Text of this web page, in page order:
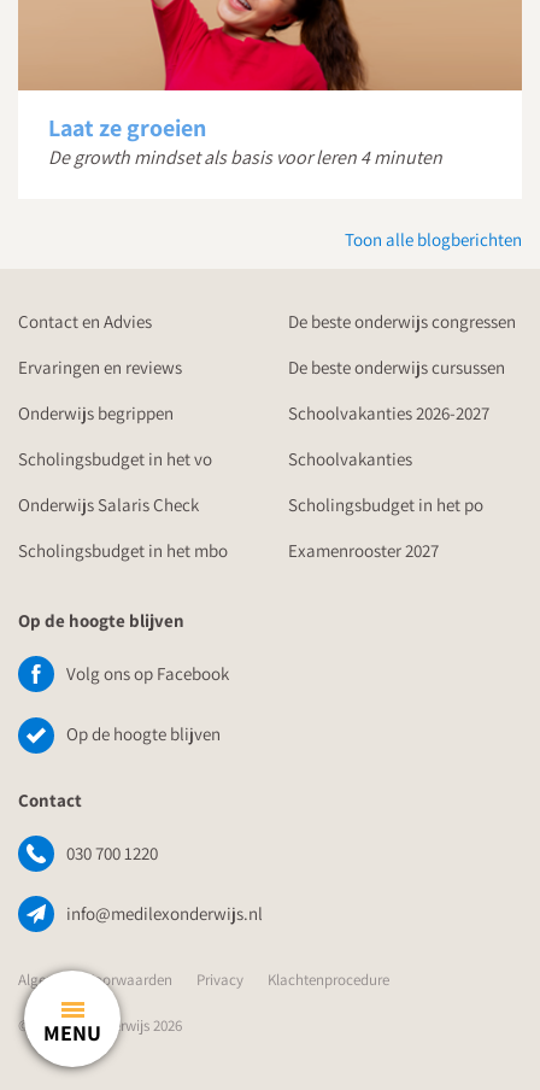
Laat ze groeien
De growth mindset als basis voor leren 4 minuten
Toon alle blogberichten
Contact en Advies
De beste onderwijs congressen
Ervaringen en reviews
De beste onderwijs cursussen
Onderwijs begrippen
Schoolvakanties 2026-2027
Scholingsbudget in het vo
Schoolvakanties
Onderwijs Salaris Check
Scholingsbudget in het po
Scholingsbudget in het mbo
Examenrooster 2027
Op de hoogte blijven
Volg ons op Facebook
Op de hoogte blijven
Contact
030 700 1220
info@medilexonderwijs.nl
Algemene Voorwaarden Privacy Klachtenprocedure
© Medilex Onderwijs 2026
MENU